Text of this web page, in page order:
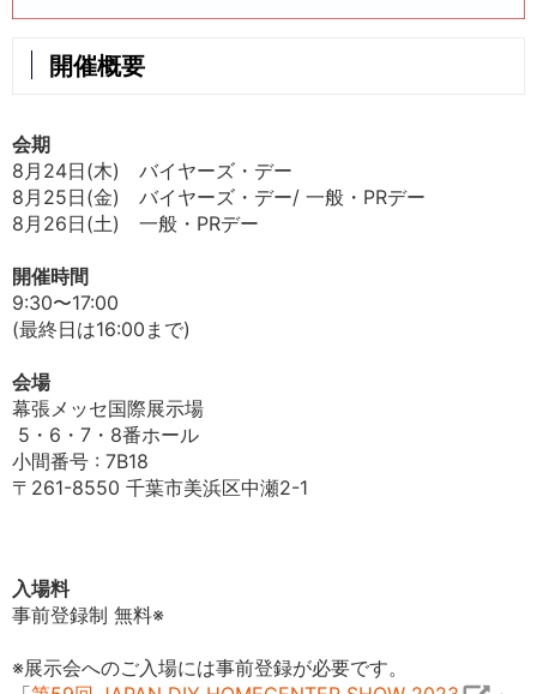
開催概要
会期
8月24日(木) バイヤーズ・デー
8月25日(金) バイヤーズ・デー/ 一般・PRデー
8月26日(土) 一般・PRデー
開催時間
9:30〜17:00
(最終日は16:00まで)
会場
幕張メッセ国際展示場
5・6・7・8番ホール
小間番号 : 7B18
〒261-8550 千葉市美浜区中瀬2-1
入場料
事前登録制 無料※
※展示会へのご入場には事前登録が必要です。